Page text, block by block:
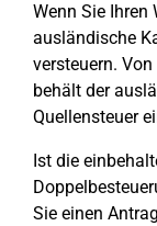
Wenn Sie
ausländische
versteuern.
behält der
Quellensteuer
Ist die
Sie einen